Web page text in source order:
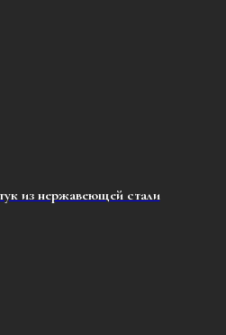
из нержавеющей стали